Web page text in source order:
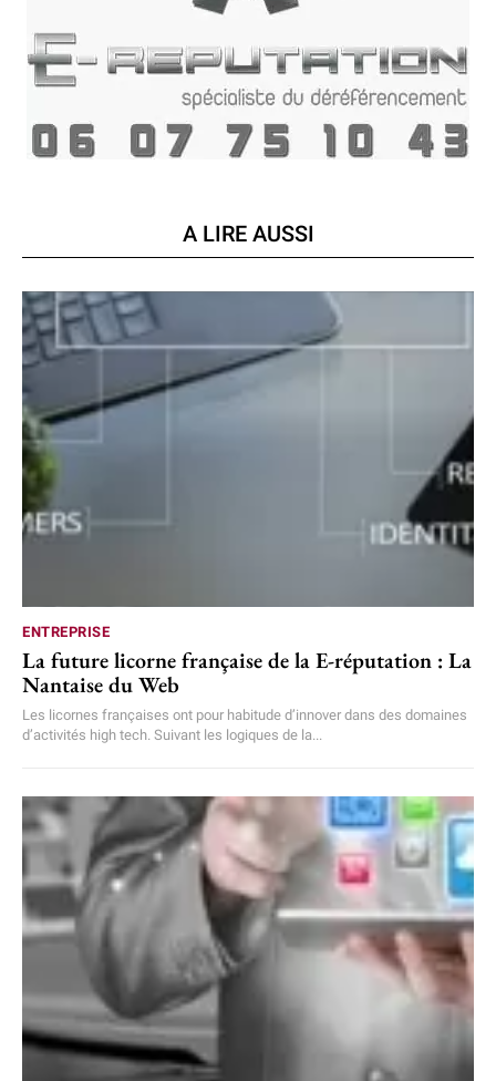
A LIRE AUSSI
ENTREPRISE
La future licorne française de la E-réputation : La
Nantaise du Web
Les licornes françaises ont pour habitude d’innover dans des domaines
d’activités high tech. Suivant les logiques de la...